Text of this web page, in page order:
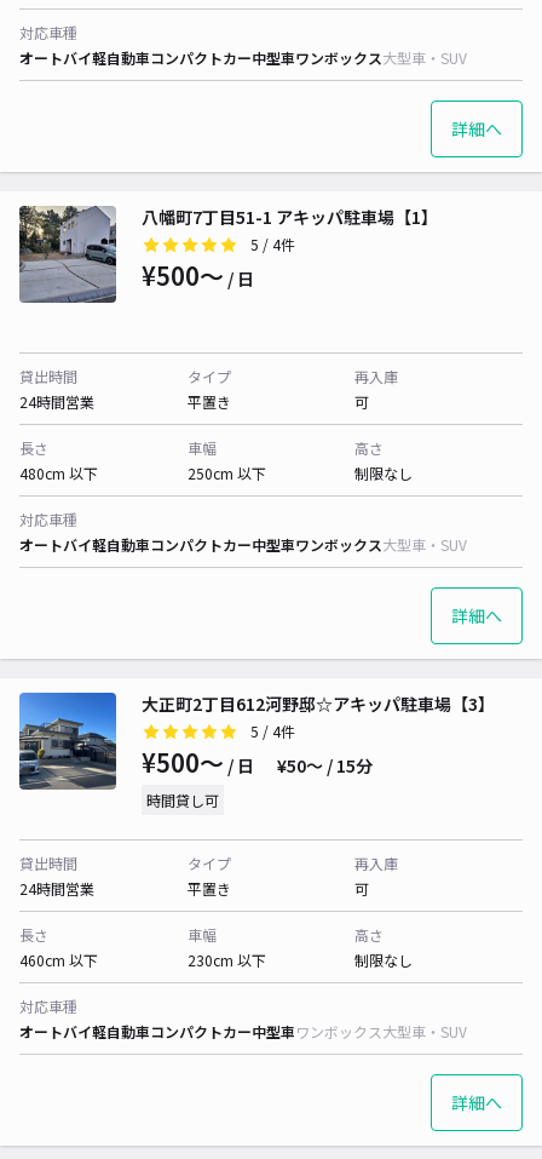
対応車種
オートバイ軽自動車コンパクトカー中型車ワンボックス大型車・SUV
詳細へ
八幡町7丁目51-1 アキッパ駐車場【1】
5 / 4件
¥500〜 / 日
貸出時間
24時間営業
タイプ
平置き
再入庫
可
長さ
480cm 以下
車幅
250cm 以下
高さ
制限なし
対応車種
オートバイ軽自動車コンパクトカー中型車ワンボックス大型車・SUV
詳細へ
大正町2丁目612河野邸☆アキッパ駐車場【3】
5 / 4件
¥500〜 / 日 ¥50〜 / 15分
時間貸し可
貸出時間
24時間営業
タイプ
平置き
再入庫
可
長さ
460cm 以下
車幅
230cm 以下
高さ
制限なし
対応車種
オートバイ軽自動車コンパクトカー中型車ワンボックス大型車・SUV
詳細へ